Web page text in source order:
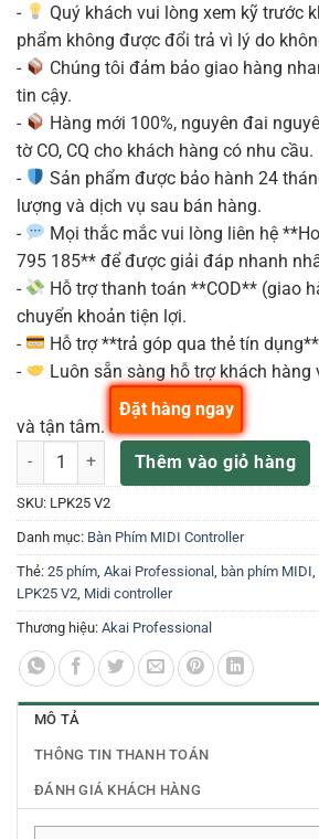
-
Quý khách vui lòng xem kỹ trước
phẩm không được đổi trả vì lý do
-
Chúng tôi đảm bảo giao hàng
tin cậy.
-
Hàng mới 100%, nguyên đai
tờ CO, CQ cho khách hàng có nhu cầu.
-
Sản phẩm được bảo hành 24
lượng và dịch vụ sau bán hàng.
-
Mọi thắc mắc vui lòng liên hệ
795 185** để được giải đáp nhanh
-
Hỗ trợ thanh toán **COD** (giao
chuyển khoản tiện lợi.
-
Hỗ trợ **trả góp qua thẻ tín
-
Luôn sẵn sàng hỗ trợ khách
và tận tâm.
AKAI LPK25 V2 – Bàn phím MIDI 25 phím
Thêm vào giỏ hàng
Đặt hàng ngay
SKU: LPK25 V2
Danh mục: Bàn Phím MIDI Controller
Thẻ: 25 phím Akai Professional bàn phím MIDI
LPK25 V2 Midi controller
Thương hiệu: Akai Professional
MÔ TẢ
THÔNG TIN THANH TOÁN
ĐÁNH GIÁ KHÁCH HÀNG